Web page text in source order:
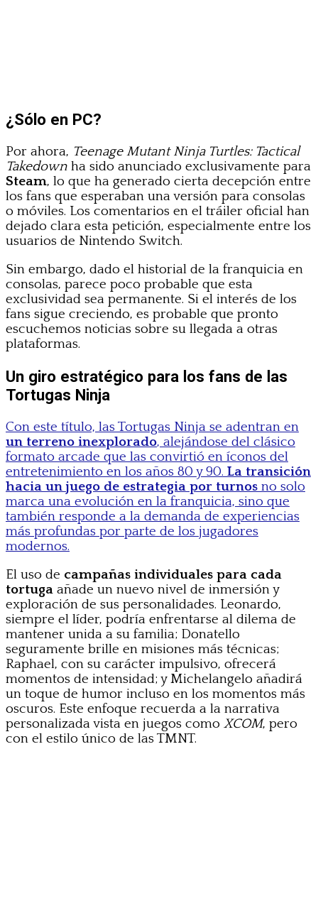
¿Sólo en PC?
Por ahora, Teenage Mutant Ninja Turtles: Tactical
Takedown ha sido anunciado exclusivamente para
Steam, lo que ha generado cierta decepción entre
los fans que esperaban una versión para consolas
o móviles. Los comentarios en el tráiler oficial han
dejado clara esta petición, especialmente entre los
usuarios de Nintendo Switch.
Sin embargo, dado el historial de la franquicia en
consolas, parece poco probable que esta
exclusividad sea permanente. Si el interés de los
fans sigue creciendo, es probable que pronto
escuchemos noticias sobre su llegada a otras
plataformas.
Un giro estratégico para los fans de las
Tortugas Ninja
Con este título, las Tortugas Ninja se adentran en
un terreno inexplorado, alejándose del clásico
formato arcade que las convirtió en íconos del
entretenimiento en los años 80 y 90. La transición
hacia un juego de estrategia por turnos no solo
marca una evolución en la franquicia, sino que
también responde a la demanda de experiencias
más profundas por parte de los jugadores
modernos.
El uso de campañas individuales para cada
tortuga añade un nuevo nivel de inmersión y
exploración de sus personalidades. Leonardo,
siempre el líder, podría enfrentarse al dilema de
mantener unida a su familia; Donatello
seguramente brille en misiones más técnicas;
Raphael, con su carácter impulsivo, ofrecerá
momentos de intensidad; y Michelangelo añadirá
un toque de humor incluso en los momentos más
oscuros. Este enfoque recuerda a la narrativa
personalizada vista en juegos como XCOM, pero
con el estilo único de las TMNT.